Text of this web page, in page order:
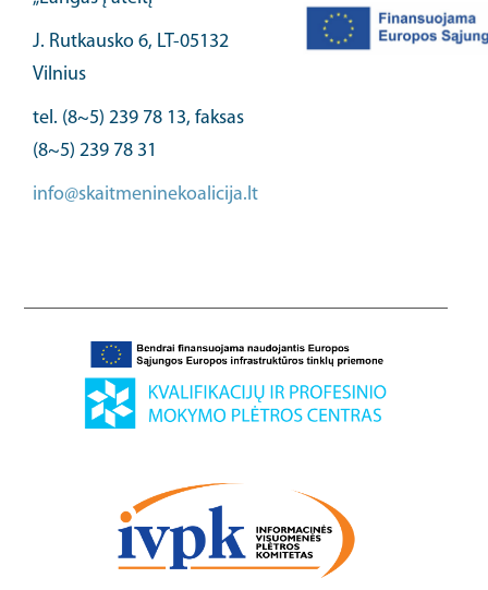
J. Rutkausko 6, LT-05132
Vilnius
tel. (8~5) 239 78 13, faksas
(8~5) 239 78 31
info@skaitmeninekoalicija.lt